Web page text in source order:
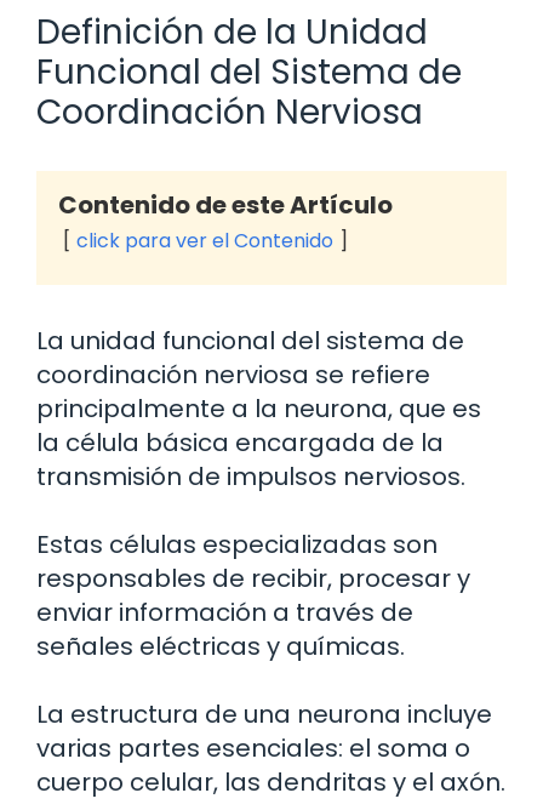
Definición de la Unidad
Funcional del Sistema de
Coordinación Nerviosa
Contenido de este Artículo
click para ver el Contenido
La unidad funcional del sistema de
coordinación nerviosa se refiere
principalmente a la neurona, que es
la célula básica encargada de la
transmisión de impulsos nerviosos.
Estas células especializadas son
responsables de recibir, procesar y
enviar información a través de
señales eléctricas y químicas.
La estructura de una neurona incluye
varias partes esenciales: el soma o
cuerpo celular, las dendritas y el axón.